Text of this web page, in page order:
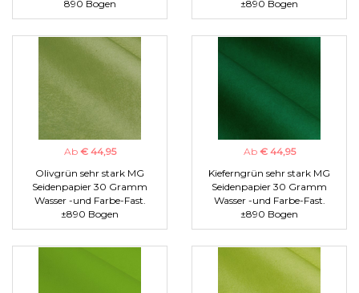
890 Bogen
±890 Bogen
Ab € 44,95
Olivgrün sehr stark MG
Seidenpapier 30 Gramm
Wasser -und Farbe-Fast.
±890 Bogen
Ab € 44,95
Kieferngrün sehr stark MG
Seidenpapier 30 Gramm
Wasser -und Farbe-Fast.
±890 Bogen